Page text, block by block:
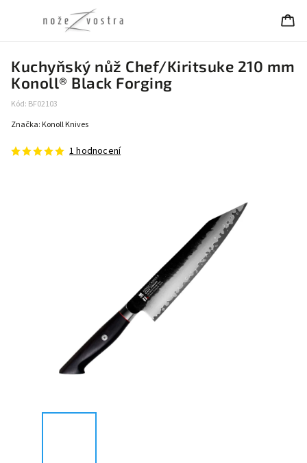
Kuchyňský nůž Chef/Kiritsuke 210 mm
Konoll® Black Forging
Kód: BF02103
1 hodnocení
Značka: Konoll Knives